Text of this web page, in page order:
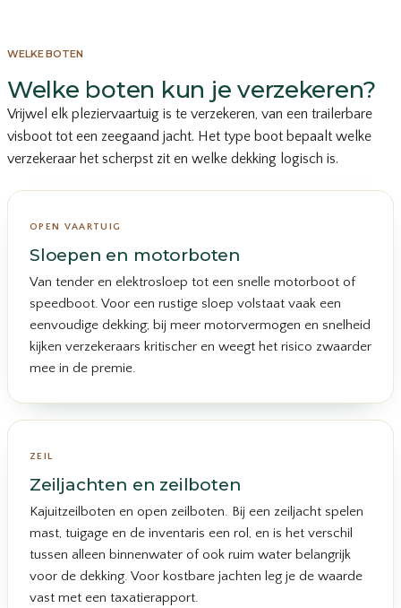
WELKE BOTEN
Welke boten kun je verzekeren?
Vrijwel elk pleziervaartuig is te verzekeren, van een trailerbare
visboot tot een zeegaand jacht. Het type boot bepaalt welke
verzekeraar het scherpst zit en welke dekking logisch is.
OPEN VAARTUIG
Sloepen en motorboten
Van tender en elektrosloep tot een snelle motorboot of
speedboot. Voor een rustige sloep volstaat vaak een
eenvoudige dekking; bij meer motorvermogen en snelheid
kijken verzekeraars kritischer en weegt het risico zwaarder
mee in de premie.
ZEIL
Zeiljachten en zeilboten
Kajuitzeilboten en open zeilboten. Bij een zeiljacht spelen
mast, tuigage en de inventaris een rol, en is het verschil
tussen alleen binnenwater of ook ruim water belangrijk
voor de dekking. Voor kostbare jachten leg je de waarde
vast met een taxatierapport.